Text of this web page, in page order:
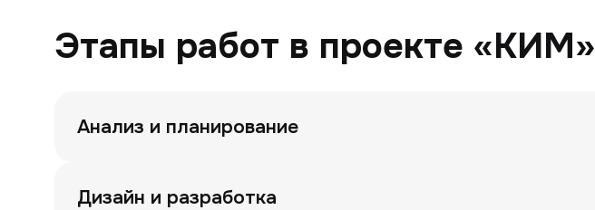
Этапы работ в проекте «КИМ»
Анализ и планирование
Дизайн и разработка